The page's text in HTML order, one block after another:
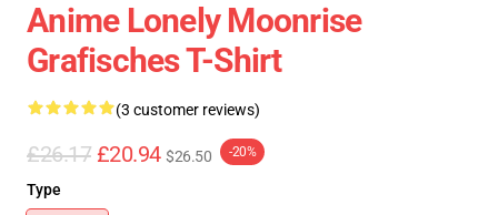
Anime Lonely Moonrise
Grafisches T-Shirt
(3 customer reviews)
£26.17 £20.94 $26.50 -20%
Type